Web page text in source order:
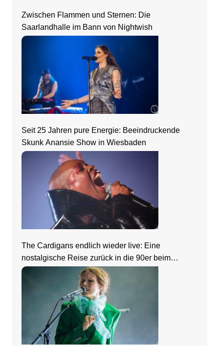
Zwischen Flammen und Sternen: Die
Saarlandhalle im Bann von Nightwish
Seit 25 Jahren pure Energie: Beeindruckende
Skunk Anansie Show in Wiesbaden
The Cardigans endlich wieder live: Eine
nostalgische Reise zurück in die 90er beim
Zeltfestival Rhein-Neckar